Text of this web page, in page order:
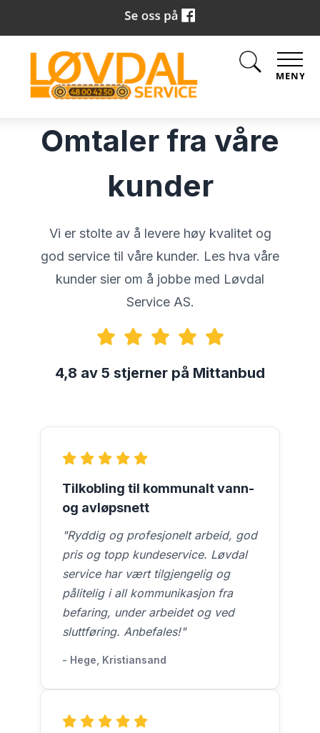
MENY
Omtaler fra våre
kunder
Vi er stolte av å levere høy kvalitet og
god service til våre kunder. Les hva våre
kunder sier om å jobbe med Løvdal
Service AS.
4,8 av 5 stjerner på Mittanbud
Tilkobling til kommunalt vann-
og avløpsnett
"Ryddig og profesjonelt arbeid, god
pris og topp kundeservice. Løvdal
service har vært tilgjengelig og
pålitelig i all kommunikasjon fra
befaring, under arbeidet og ved
sluttføring. Anbefales!"
- Hege, Kristiansand